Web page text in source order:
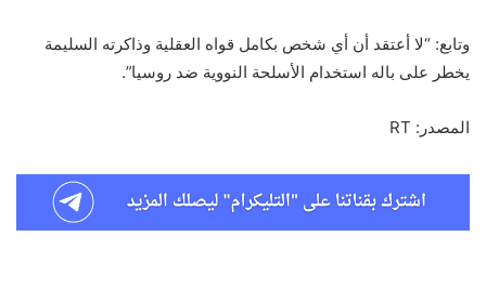
وتابع: “لا أعتقد أن أي شخص بكامل قواه العقلية وذاكرته السليمة
يخطر على باله استخدام الأسلحة النووية ضد روسيا”.
المصدر: RT